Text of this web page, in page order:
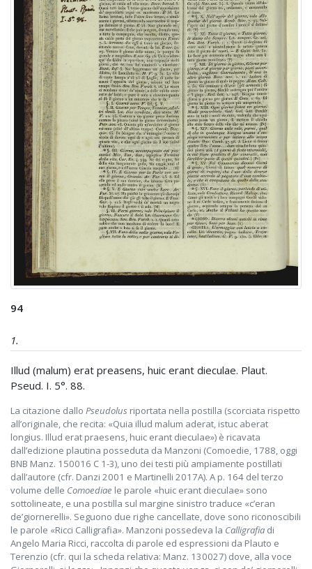
94
1.
Illud (malum) erat preasens, huic erant dieculae. Plaut.
Pseud. I. 5°. 88.
La citazione dallo Pseudolus riportata nella postilla (scorciata rispetto
all’originale, che recita: «Quia illud malum aderat, istuc aberat
longius. Illud erat praesens, huic erant dieculae») è ricavata
dall’edizione plautina posseduta da Manzoni (Comoedie, 1788, oggi
BNB Manz. 150016 C 1-3), uno dei testi più ampiamente postillati
dall’autore (cfr. Danzi 2001 e Martinelli 2017A). A p. 164 del terzo
volume delle Comoediae le parole «huic erant dieculae» sono
sottolineate, e una postilla sul margine sinistro traduce «c’eran
de’giornerelli». Seguono due righe cancellate, dove sono riconoscibili
le parole «Ricci Calligrafia». Manzoni possedeva la Calligrafia di
Angelo Maria Ricci, raccolta di parole ed espressioni da Plauto e
Terenzio (cfr. qui la scheda relativa: Manz. 130027) dove, alla voce